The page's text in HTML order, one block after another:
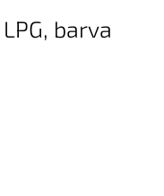
barva